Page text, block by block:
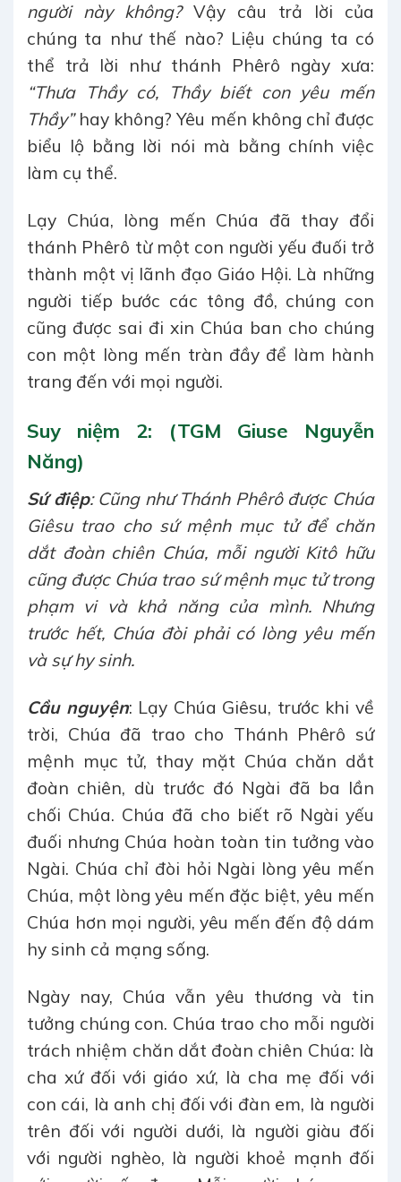
người này không? Vậy câu trả lời của
chúng ta như thế nào? Liệu chúng ta có
thể trả lời như thánh Phêrô ngày xưa:
“Thưa Thầy có, Thầy biết con yêu mến
Thầy”hay không? Yêu mến không chỉ được
biểu lộ bằng lời nói mà bằng chính việc
làm cụ thể.
Lạy Chúa, lòng mến Chúa đã thay đổi
thánh Phêrô từ một con người yếu đuối trở
thành một vị lãnh đạo Giáo Hội. Là những
người tiếp bước các tông đồ, chúng con
cũng được sai đi xin Chúa ban cho chúng
con một lòng mến tràn đầy để làm hành
trang đến với mọi người.
Suy niệm 2: (TGM Giuse Nguyễn
Năng)
Sứ điệp: Cũng như Thánh Phêrô được Chúa
Giêsu trao cho sứ mệnh mục tử để chăn
dắt đoàn chiên Chúa, mỗi người Kitô hữu
cũng được Chúa trao sứ mệnh mục tử trong
phạm vi và khả năng của mình. Nhưng
trước hết, Chúa đòi phải có lòng yêu mến
và sự hy sinh.
Cầu nguyện: Lạy Chúa Giêsu, trước khi về
trời, Chúa đã trao cho Thánh Phêrô sứ
mệnh mục tử, thay mặt Chúa chăn dắt
đoàn chiên, dù trước đó Ngài đã ba lần
chối Chúa. Chúa đã cho biết rõ Ngài yếu
đuối nhưng Chúa hoàn toàn tin tưởng vào
Ngài. Chúa chỉ đòi hỏi Ngài lòng yêu mến
Chúa, một lòng yêu mến đặc biệt, yêu mến
Chúa hơn mọi người, yêu mến đến độ dám
hy sinh cả mạng sống.
Ngày nay, Chúa vẫn yêu thương và tin
tưởng chúng con. Chúa trao cho mỗi người
trách nhiệm chăn dắt đoàn chiên Chúa: là
cha xứ đối với giáo xứ, là cha mẹ đối với
con cái, là anh chị đối với đàn em, là người
trên đối với người dưới, là người giàu đối
với người nghèo, là người khoẻ mạnh đối